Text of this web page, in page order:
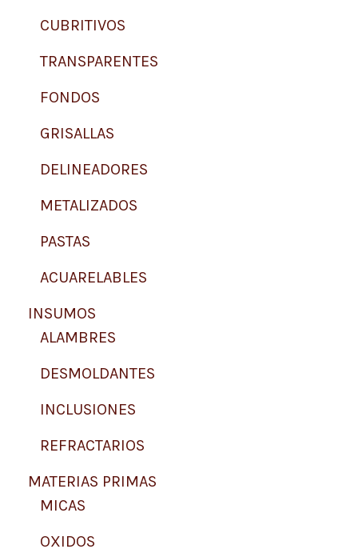
CUBRITIVOS
TRANSPARENTES
FONDOS
GRISALLAS
DELINEADORES
METALIZADOS
PASTAS
ACUARELABLES
INSUMOS
ALAMBRES
DESMOLDANTES
INCLUSIONES
REFRACTARIOS
MATERIAS PRIMAS
MICAS
OXIDOS